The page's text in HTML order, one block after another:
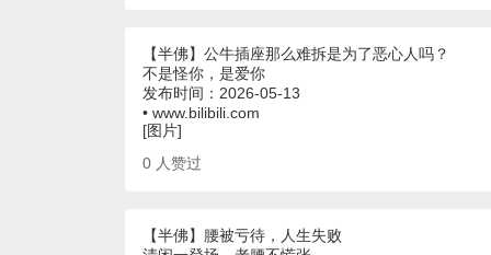
【半佛】公牛插座那么难拆是为了恶心人吗？
不是怪你，是爱你
发布时间：2026-05-13
• www.bilibili.com
[图片]
0 人赞过
【半佛】腰被亏待，人生失败